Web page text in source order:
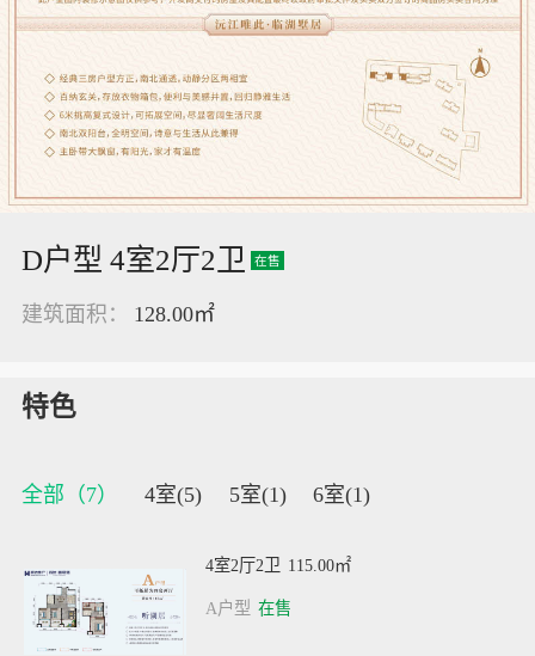
D户型 4室2厅2卫 在售
建筑面积： 128.00㎡
特色
全部（7） 4室(5) 5室(1) 6室(1)
4室2厅2卫 115.00㎡
A户型 在售